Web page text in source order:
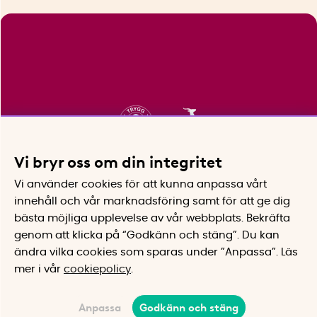
Vi bryr oss om din integritet
Vi använder cookies för att kunna anpassa vårt
innehåll och vår marknadsföring samt för att ge dig
bästa möjliga upplevelse av vår webbplats.
Bekräfta
genom att klicka på “Godkänn och stäng”. Du kan
ändra vilka cookies som sparas under ”Anpassa”.
Läs
mer i vår cookiepolicy
Anpassa Godkänn och stäng